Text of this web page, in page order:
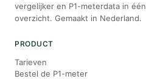
vergelijker en P1-meterdata in één
overzicht. Gemaakt in Nederland.
PRODUCT
Tarieven
Bestel de P1-meter